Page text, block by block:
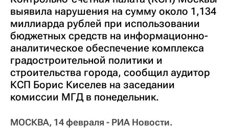
выявила нарушения на сумму около 1,134
миллиарда рублей при использовании
бюджетных средств на информационно-
аналитическое обеспечение комплекса
градостроительной политики и
строительства города, сообщил аудитор
КСП Борис Киселев на заседании
комиссии МГД в понедельник.
МОСКВА, 14 февраля - РИА Новости.